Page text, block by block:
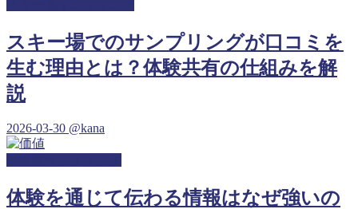
スキー場でのサンプリングが口コミを
生む理由とは？体験共有の仕組みを解
説
2026-03-30 @kana
体験を通じて伝わる情報はなぜ強いの